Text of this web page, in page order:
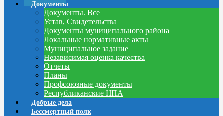
Документы
Документы. Все
Устав, Свидетельства
Документы муниципального района
Локальные нормативные акты
Муниципальное задание
Независимая оценка качества
Отчеты
Планы
Профсоюзные документы
Республиканские НПА
Добрые дела
Бессмертный полк